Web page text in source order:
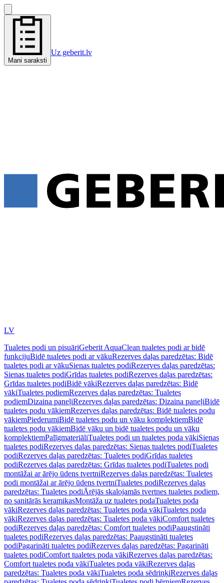
Mani saraksti
Uz geberit.lv
LV
Tualetes podi un pisuāriGeberit AquaClean tualetes podi ar bidē
funkcijuBidē tualetes podi ar vākuRezerves daļas paredzētas: Bidē
tualetes podi ar vākuSienas tualetes podiRezerves daļas paredzētas:
Sienas tualetes podiGrīdas tualetes podiRezerves daļas paredzētas:
Grīdas tualetes podiBidē vākiRezerves daļas paredzētas: Bidē
vākiTualetes podiemRezerves daļas paredzētas: Tualetes
podiemDizaina paneļiRezerves daļas paredzētas: Dizaina paneļiBidē
tualetes podu vākiemRezerves daļas paredzētas: Bidē tualetes podu
vākiemPiederumiBidē tualetes podu un vāku komplektiemBidē
tualetes podu vākiemBidē vāku un bidē tualetes podu un vāku
komplektiemPalīgmateriāliTualetes podi un tualetes poda vākiSienas
tualetes podiRezerves daļas paredzētas: Sienas tualetes podiTualetes
podiRezerves daļas paredzētas: Tualetes podiGrīdas tualetes
podiRezerves daļas paredzētas: Grīdas tualetes podiTualetes podi
montāžai ar ārējo ūdens tvertniRezerves daļas paredzētas: Tualetes
podi montāžai ar ārējo ūdens tvertniTualetes podiRezerves daļas
paredzētas: Tualetes podiĀrējās skalojamās tvertnes tualetes podiem,
no sanitārās keramikasMontāža uz tualetes podaTualetes poda
vākiRezerves daļas paredzētas: Tualetes poda vākiTualetes poda
vākiRezerves daļas paredzētas: Tualetes poda vākiComfort tualetes
podiRezerves daļas paredzētas: Comfort tualetes podiPaaugstināti
tualetes podiRezerves daļas paredzētas: Paaugstināti tualetes
podiPagarināti tualetes podiRezerves daļas paredzētas: Pagarināti
tualetes podiComfort tualetes poda vākiRezerves daļas paredzētas:
Comfort tualetes poda vākiTualetes poda vākiRezerves daļas
paredzētas: Tualetes poda vākiTualetes poda sēdriņķiRezerves daļas